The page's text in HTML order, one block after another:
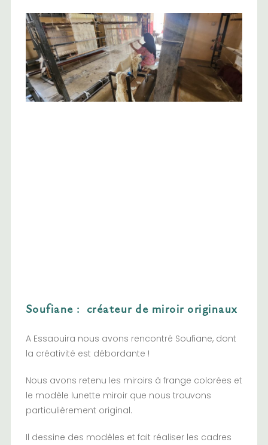
Soufiane : créateur de miroir originaux
A Essaouira nous avons rencontré Soufiane, dont
la créativité est débordante !
Nous avons retenu les miroirs à frange colorées et
le modèle lunette miroir que nous trouvons
particulièrement original.
Il dessine des modèles et fait réaliser les cadres